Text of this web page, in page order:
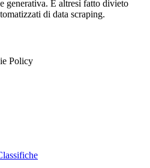
generativa. È altresì fatto divieto
di data scraping.
Policy